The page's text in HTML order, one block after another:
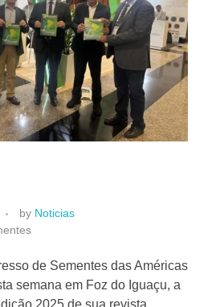
by Noticias
de Sementes das Américas
semana em Foz do Iguaçu, a